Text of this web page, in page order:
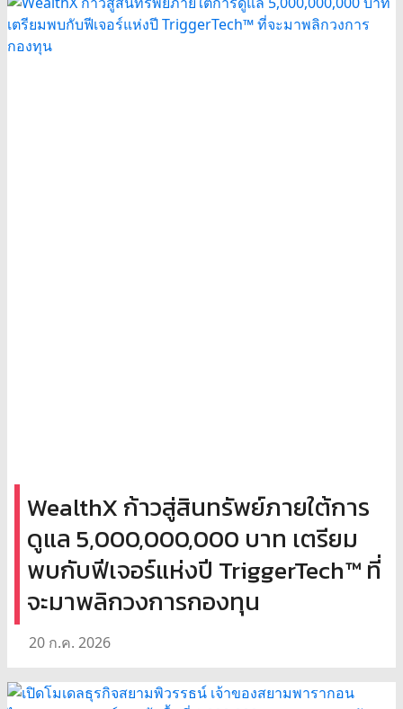
WealthX ก้าวสู่สินทรัพย์ภายใต้การ
ดูแล 5,000,000,000 บาท เตรียม
พบกับฟีเจอร์แห่งปี TriggerTech™ ที่
จะมาพลิกวงการกองทุน
20 ก.ค. 2026